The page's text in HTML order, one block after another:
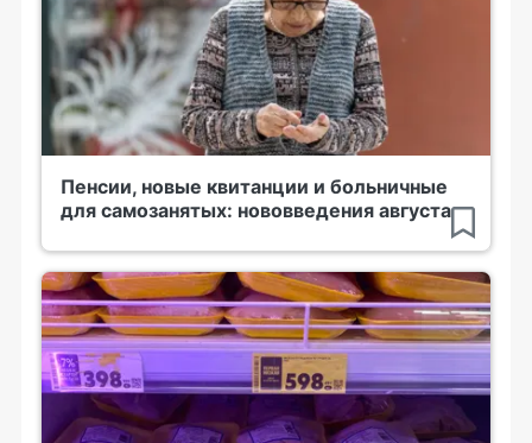
Пенсии, новые квитанции и больничные
для самозанятых: нововведения августа